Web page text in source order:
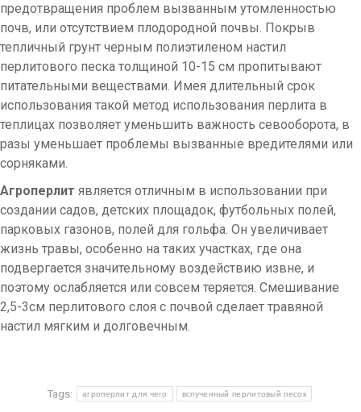
предотвращения проблем вызванным утомленностью
почв, или отсутствием плодородной почвы. Покрыв
тепличный грунт черным полиэтиленом настил
перлитового песка толщиной 10-15 см пропитывают
питательными веществами. Имея длительный срок
использования такой метод использования перлита в
теплицах позволяет уменьшить важность севооборота, в
разы уменьшает проблемы вызванные вредителями или
сорняками.
Агроперлит является отличным в использовании при
создании садов, детских площадок, футбольных полей,
парковых газонов, полей для гольфа. Он увеличивает
жизнь травы, особенно на таких участках, где она
подвергается значительному воздействию извне, и
поэтому ослабляется или совсем теряется. Смешивание
2,5-3см перлитового слоя с почвой сделает травяной
настил мягким и долговечным.
Tags: агроперлит для чего вспученный перлитовый песок